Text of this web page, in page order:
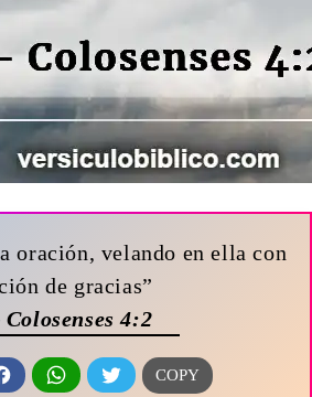
oración, velando en ella con
de gracias”
4:2